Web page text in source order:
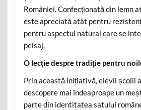
României. Confecționată din lemn
este apreciată atât pentru
pentru aspectul natural care se
peisaj.
O lecție despre tradiție pentru
Prin această inițiativă, elevii școlii
descopere mai îndeaproape un
parte din identitatea satului